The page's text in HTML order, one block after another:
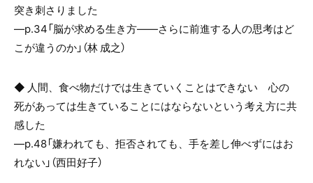
突き刺さりました
―p.34「脳が求める生き方——さらに前進する人の思考はど
こが違うのか」（林 成之）
◆ 人間、食べ物だけでは生きていくことはできない 心の
死があっては生きていることにはならないという考え方に共
感した
―p.48「嫌われても、拒否されても、手を差し伸べずにはお
れない」（西田好子）